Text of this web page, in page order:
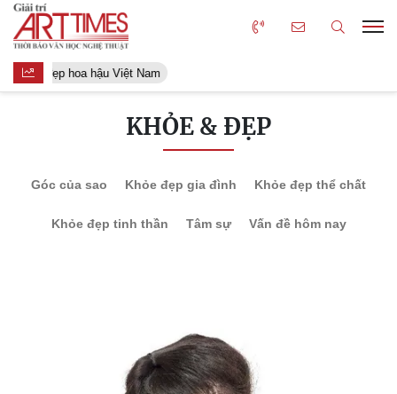
Người đẹp hoa hậu Việt Nam
KHỎE & ĐẸP
Góc của sao Khỏe đẹp gia đình Khỏe đẹp thể chất
Khỏe đẹp tinh thần Tâm sự Vấn đề hôm nay